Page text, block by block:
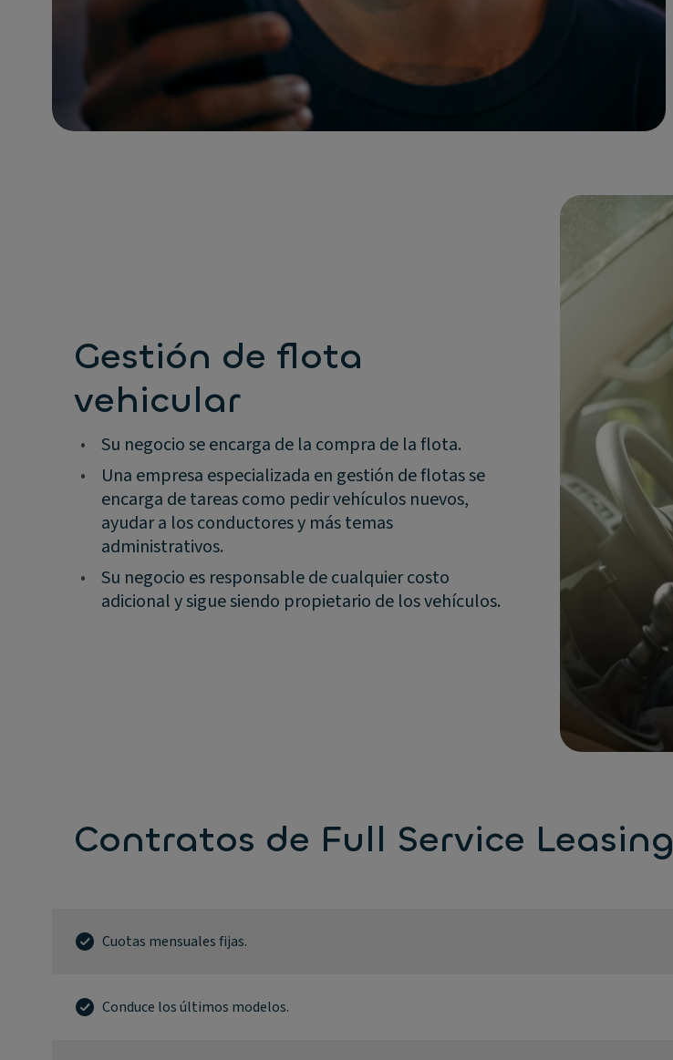
Gestión de flota
vehicular
•
Su negocio se encarga de la compra de la flota.
•
Una empresa especializada en gestión de flotas se
encarga de tareas como pedir vehículos nuevos,
ayudar a los conductores y más temas
administrativos.
•
Su negocio es responsable de cualquier costo
adicional y sigue siendo propietario de los vehículos.
Contratos de Full Service Leasing
Cuotas mensuales fijas.
Conduce los últimos modelos.